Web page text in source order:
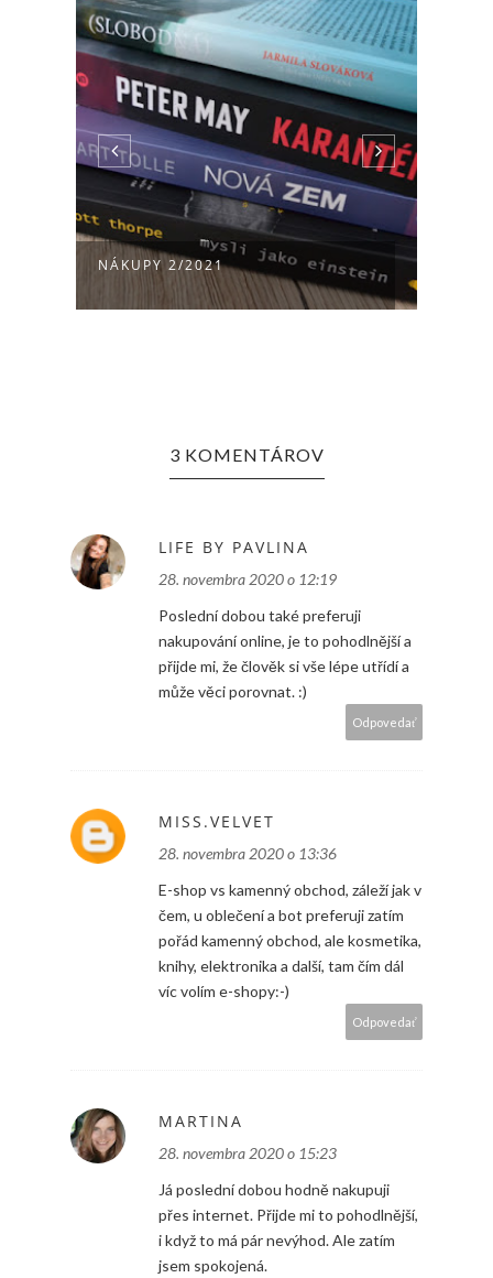
NÁKUPY 2/2021
3 KOMENTÁROV
LIFE BY PAVLINA
28. novembra 2020 o 12:19
Poslední dobou také preferuji
nakupování online, je to pohodlnější a
přijde mi, že člověk si vše lépe utřídí a
může věci porovnat. :)
Odpovedať
MISS.VELVET
28. novembra 2020 o 13:36
E-shop vs kamenný obchod, záleží jak v
čem, u oblečení a bot preferuji zatím
pořád kamenný obchod, ale kosmetika,
knihy, elektronika a další, tam čím dál
víc volím e-shopy:-)
Odpovedať
MARTINA
28. novembra 2020 o 15:23
Já poslední dobou hodně nakupuji
přes internet. Přijde mi to pohodlnější,
i když to má pár nevýhod. Ale zatím
jsem spokojená.